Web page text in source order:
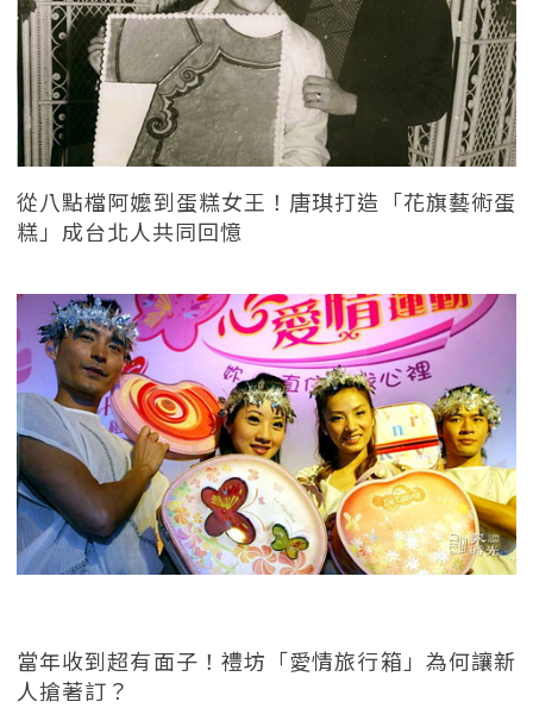
從八點檔阿嬤到蛋糕女王！唐琪打造「花旗藝術蛋
糕」成台北人共同回憶
當年收到超有面子！禮坊「愛情旅行箱」為何讓新
人搶著訂？